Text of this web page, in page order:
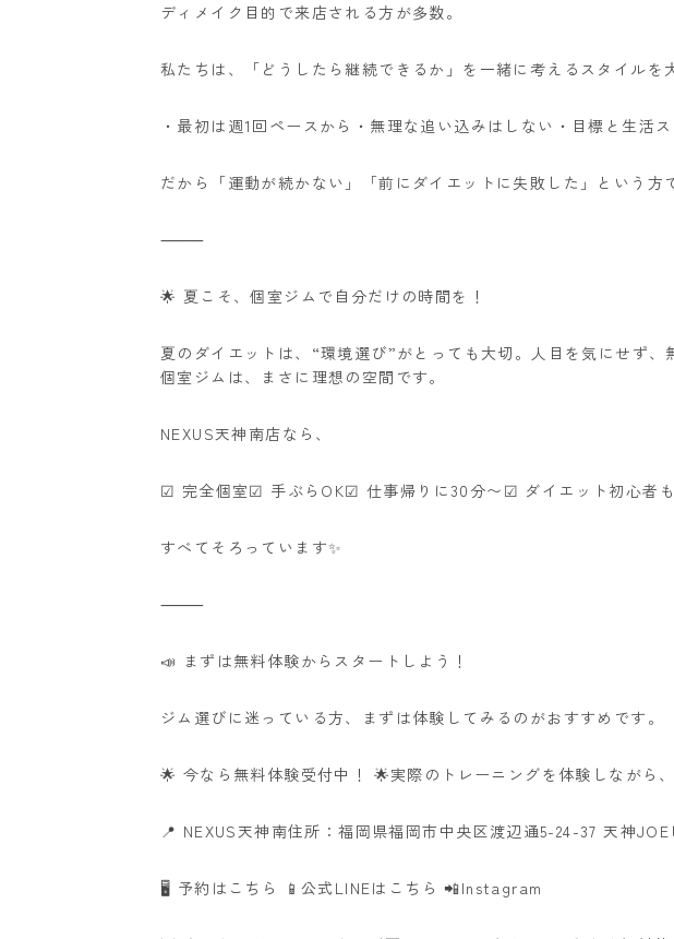
ディメイク目的で来店される方が多数。
私たちは、「どうしたら継続できるか」を一緒に考えるスタイルを
・最初は週1回ペースから ・無理な追い込みはしない ・目標と生活
だから「運動が続かない」「前にダイエットに失敗した」という方
⸻
🌟 夏こそ、個室ジムで自分だけの時間を！
夏のダイエットは、“環境選び”がとっても大切。 人目を気にせず、
個室ジムは、まさに理想の空間です。
NEXUS天神南店なら、
☑ 完全個室☑ 手ぶらOK☑ 仕事帰りに30分〜 ☑ ダイエット初心者
すべてそろっています✨
⸻
📣 まずは無料体験からスタートしよう！
ジム選びに迷っている方、まずは体験してみるのがおすすめです。
🌟 今なら無料体験受付中！ 🌟実際のトレーニングを体験しながら
📍 NEXUS天神南住所：福岡県福岡市中央区渡辺通5-24-37 天神JOE
🖥️ 予約はこちら 📱公式LINEはこちら 📲Instagram